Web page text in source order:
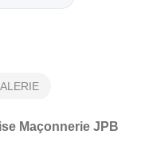
Maçonnerie JPB